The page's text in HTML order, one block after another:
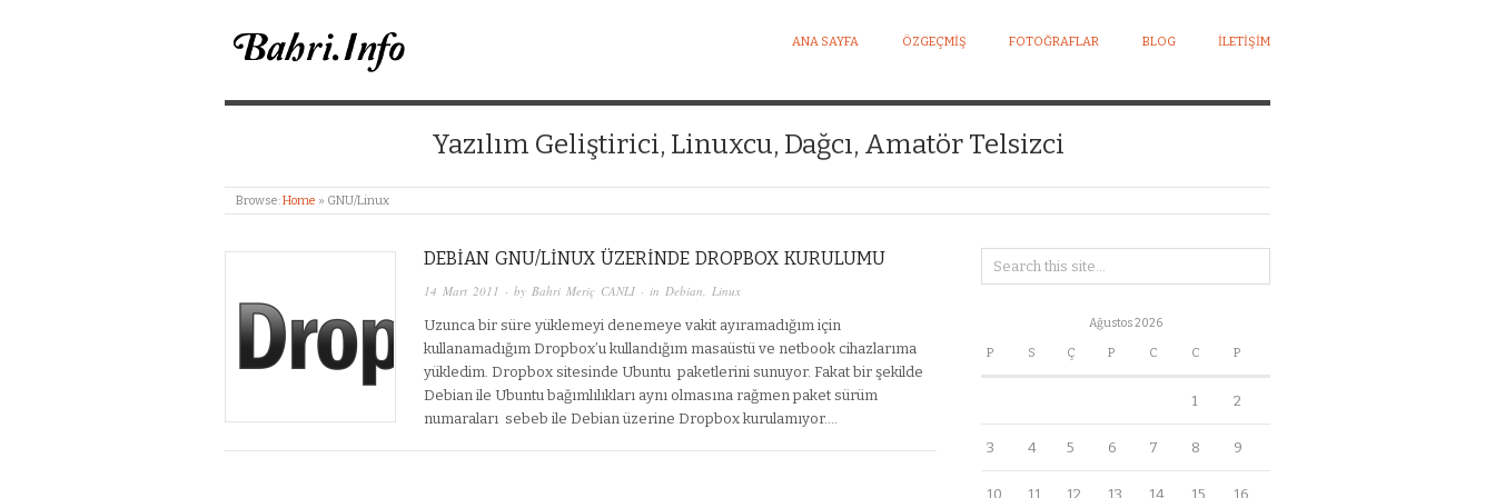
BAHRI MERIÇ CANLI KIŞISEL WEB SITESI
ANA SAYFA ÖZGEÇMIŞ FOTOĞRAFLAR BLOG İLETIŞIM
Yazılım Geliştirici, Linuxcu, Dağcı, Amatör Telsizci
Browse:Home » GNU/Linux
DEBIAN GNU/LINUX ÜZERINDE DROPBOX KURULUMU
14 Mart 2011 · by Bahri Meriç CANLI · in Debian Linux
Uzunca bir süre yüklemeyi denemeye vakit ayıramadığım için
kullanamadığım Dropbox’u kullandığım masaüstü ve netbook cihazlarıma
yükledim. Dropbox sitesinde Ubuntu paketlerini sunuyor. Fakat bir şekilde
Debian ile Ubuntu bağımlılıkları aynı olmasına rağmen paket sürüm
numaraları sebeb ile Debian üzerine Dropbox kurulamıyor….
Ağustos 2026
P S Ç P C C P
1 2
3 4 5 6 7 8 9
10 11 12 13 14 15 16